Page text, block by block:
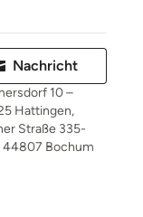
Nachricht
10 –
Hattingen,
Straße 335-
44807 Bochum